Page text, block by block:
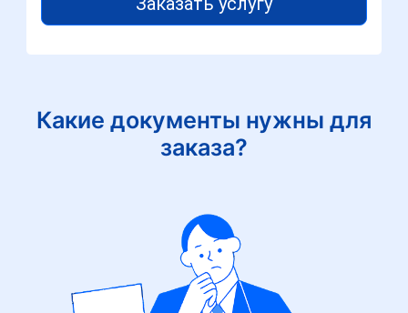
Какие документы нужны для
заказа?